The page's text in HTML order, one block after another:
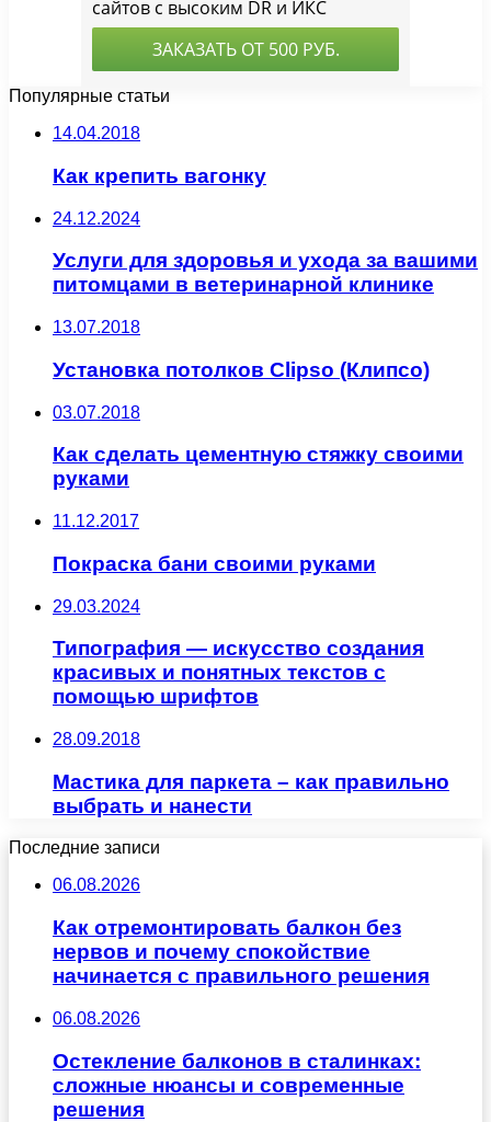
Популярные статьи
14.04.2018
Как крепить вагонку
24.12.2024
Услуги для здоровья и ухода за вашими
питомцами в ветеринарной клинике
13.07.2018
Установка потолков Clipso (Клипсо)
03.07.2018
Как сделать цементную стяжку своими
руками
11.12.2017
Покраска бани своими руками
29.03.2024
Типография — искусство создания
красивых и понятных текстов с
помощью шрифтов
28.09.2018
Мастика для паркета – как правильно
выбрать и нанести
Последние записи
06.08.2026
Как отремонтировать балкон без
нервов и почему спокойствие
начинается с правильного решения
06.08.2026
Остекление балконов в сталинках:
сложные нюансы и современные
решения